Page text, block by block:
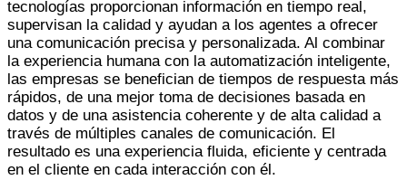
tecnologías proporcionan información en tiempo real,
supervisan la calidad y ayudan a los agentes a ofrecer
una comunicación precisa y personalizada. Al combinar
la experiencia humana con la automatización inteligente,
las empresas se benefician de tiempos de respuesta más
rápidos, de una mejor toma de decisiones basada en
datos y de una asistencia coherente y de alta calidad a
través de múltiples canales de comunicación. El
resultado es una experiencia fluida, eficiente y centrada
en el cliente en cada interacción con él.